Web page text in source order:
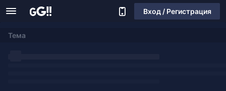
Вход / Регистрация
Тема